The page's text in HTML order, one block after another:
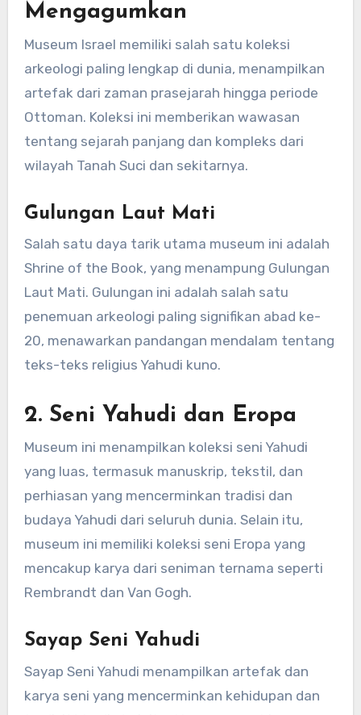
Mengagumkan
Museum Israel memiliki salah satu koleksi
arkeologi paling lengkap di dunia, menampilkan
artefak dari zaman prasejarah hingga periode
Ottoman. Koleksi ini memberikan wawasan
tentang sejarah panjang dan kompleks dari
wilayah Tanah Suci dan sekitarnya.
Gulungan Laut Mati
Salah satu daya tarik utama museum ini adalah
Shrine of the Book, yang menampung Gulungan
Laut Mati. Gulungan ini adalah salah satu
penemuan arkeologi paling signifikan abad ke-
20, menawarkan pandangan mendalam tentang
teks-teks religius Yahudi kuno.
2. Seni Yahudi dan Eropa
Museum ini menampilkan koleksi seni Yahudi
yang luas, termasuk manuskrip, tekstil, dan
perhiasan yang mencerminkan tradisi dan
budaya Yahudi dari seluruh dunia. Selain itu,
museum ini memiliki koleksi seni Eropa yang
mencakup karya dari seniman ternama seperti
Rembrandt dan Van Gogh.
Sayap Seni Yahudi
Sayap Seni Yahudi menampilkan artefak dan
karya seni yang mencerminkan kehidupan dan